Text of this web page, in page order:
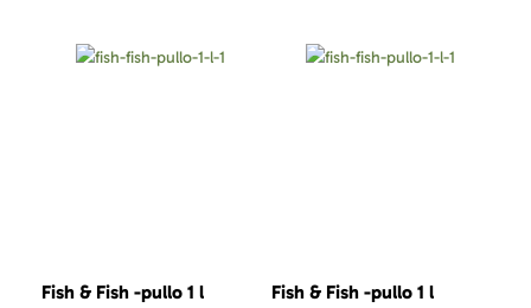
Fish & Fish -pullo 1 l Fish & Fish -pullo 1 l